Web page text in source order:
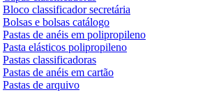
Bloco classificador secretária
Bolsas e bolsas catálogo
Pastas de anéis em polipropileno
Pasta elásticos polipropileno
Pastas classificadoras
Pastas de anéis em cartão
Pastas de arquivo